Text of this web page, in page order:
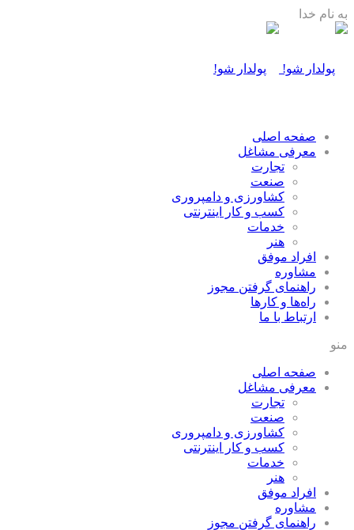
به نام خدا
صفحه اصلی
معرفی مشاغل
تجارت
صنعت
كشاورزی و دامپروری
كسب و كار اينترنتی
خدمات
هنر
افراد موفق
مشاوره
راهنمای گرفتن مجوز
راه‌ها و كارها
ارتباط با ما
منو
صفحه اصلی
معرفی مشاغل
تجارت
صنعت
كشاورزی و دامپروری
كسب و كار اينترنتی
خدمات
هنر
افراد موفق
مشاوره
راهنمای گرفتن مجوز